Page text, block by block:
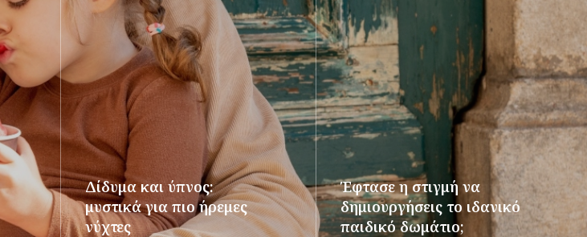
Δίδυμα και ύπνος:
μυστικά για πιο ήρεμες
νύχτες
Έφτασε η στιγμή να
δημιουργήσεις το ιδανικό
παιδικό δωμάτιο;